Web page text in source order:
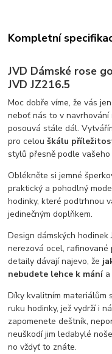
Kompletní
JVD Dámské rose
JVD JZ216.5
Moc dobře víme, že vás
neboť nás to v navrhování
posouvá stále dál.
pro celouškálu
stylů přesně podle vašeho
Oblékněte si jemné
praktický a pohodlný
hodinky, které podtrhnou
jedinečným doplňkem.
Design dámských hodinek
nerezová ocel, rafinované
detaily dávají najevo, že
nebudete lehce k mánía
Díky kvalitním materiálům
ruku hodinky, jež vydrží i
zapomenete deštník,
neuškodí jim ledabylé
no vždyť to znáte.